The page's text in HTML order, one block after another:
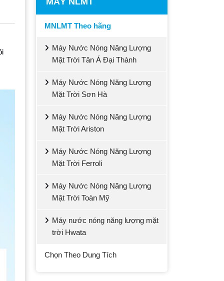
MNLMT Theo hãng
Máy Nước Nóng Năng Lượng
Mặt Trời Tân Á Đại Thành
Máy Nước Nóng Năng Lượng
Mặt Trời Sơn Hà
Máy Nước Nóng Năng Lượng
Mặt Trời Ariston
Máy Nước Nóng Năng Lượng
Mặt Trời Ferroli
Máy Nước Nóng Năng Lượng
Mặt Trời Toàn Mỹ
Máy nước nóng năng lượng mặt
trời Hwata
Chọn Theo Dung Tích